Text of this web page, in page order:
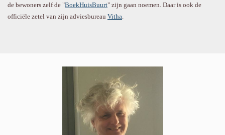
de bewoners zelf de "BoekHuisBuurt" zijn gaan noemen. Daar is ook de
officiële zetel van zijn adviesbureau Vitha